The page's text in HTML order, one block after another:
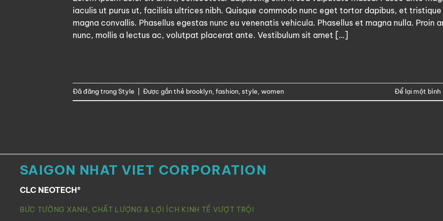
iaculis ut purus ut, facilisis ultrices nibh. Quisque commodo nunc eget tortor dapibus, et tristique
magna convallis. Phasellus egestas nunc eu venenatis vehicula. Phasellus et magna nulla. Proin
nunc, mollis a lectus ac, volutpat placerat ante. Vestibulum sit amet […]
Đã đăng trongStyle Được gắn thẻ brooklyn fashion style women Để lại một bình
SAIGON NHAT VIET CORPORATION
CLC NEOTECH®
BỨC TƯỜNG XANH, CHẤT LƯỢNG & LỢI ÍCH KINH TẾ VƯỢT TRỘI